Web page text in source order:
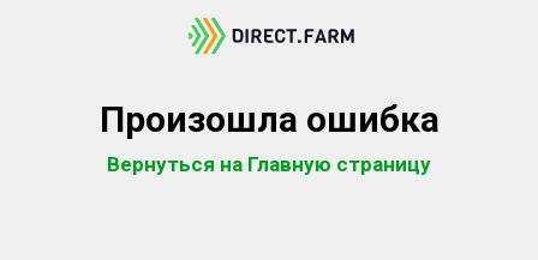
Произошла ошибка
Вернуться на Главную страницу